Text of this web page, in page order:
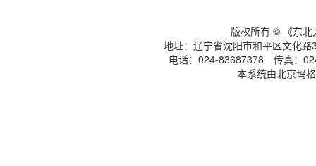
版权所有 © 《东北
地址：辽宁省沈阳市和平区文化
电话：024-83687378 传真：
本系统由北京玛